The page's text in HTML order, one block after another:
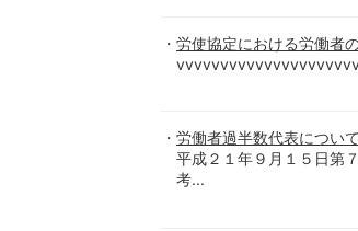
労使協定における労働者
労働者過半数代表につい
平成２１年９月１５日第
考...